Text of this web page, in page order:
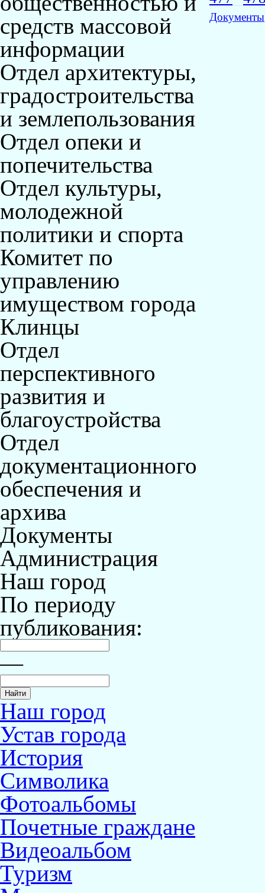
средств массовой
информации
Отдел архитектуры,
градостроительства
и землепользования
Отдел опеки и
попечительства
Отдел культуры,
молодежной
политики и спорта
Комитет по
управлению
имуществом города
Клинцы
Отдел
перспективного
развития и
благоустройства
Отдел
документационного
обеспечения и
архива
Документы
Администрация
Наш город
По периоду
публикования:
—
Документы
Наш город
Устав города
История
Символика
Фотоальбомы
Почетные граждане
Видеоальбом
Туризм